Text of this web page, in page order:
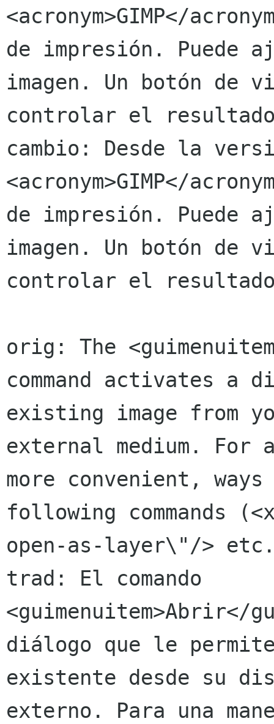
<acronym>GIMP</
de impresión. Puede
imagen. Un botón de
controlar el
cambio: Desde la
<acronym>GIMP</
de impresión. Puede
imagen. Un botón de
controlar el
orig: The
command activates
existing image from
external medium. For
more convenient,
following commands
open-as-layer\"/>
trad: El comando
<guimenuitem>Abrir</
diálogo que le
existente desde su
externo. Para una